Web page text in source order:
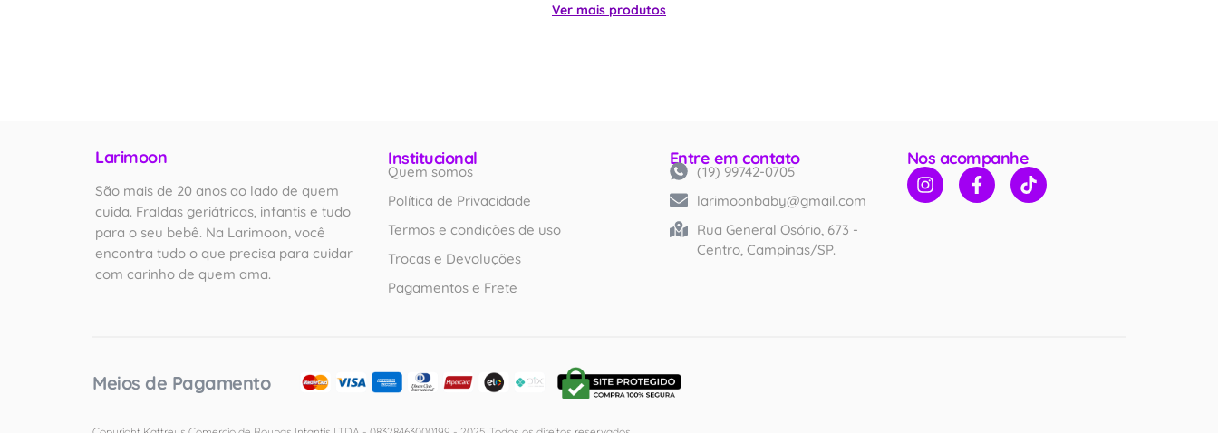
Ver mais produtos
Larimoon
São mais de 20 anos ao lado de quem
cuida. Fraldas geriátricas, infantis e tudo
para o seu bebê. Na Larimoon, você
encontra tudo o que precisa para cuidar
com carinho de quem ama.
Institucional
Quem somos
Política de Privacidade
Termos e condições de uso
Trocas e Devoluções
Pagamentos e Frete
Entre em contato
(19) 99742-0705
larimoonbaby@gmail.com
Rua General Osório, 673 -
Centro, Campinas/SP.
Nos acompanhe
Meios de Pagamento